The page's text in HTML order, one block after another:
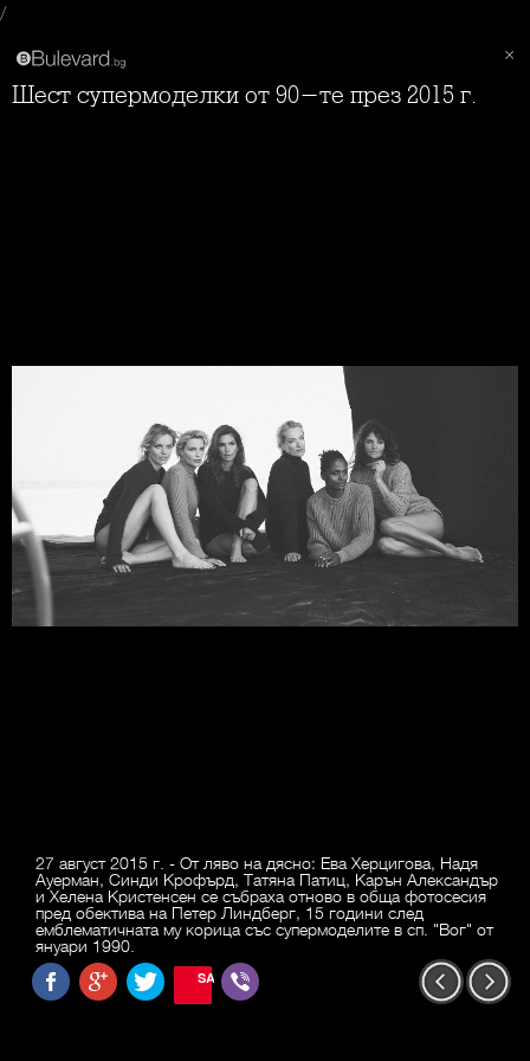
/
Шест супермоделки от 90-те през 2015 г.
27 август 2015 г. - От ляво на дясно: Ева Херцигова, Надя
Ауерман, Синди Крофърд, Татяна Патиц, Карън Александър
и Хелена Кристенсен се събраха отново в обща фотосесия
пред обектива на Петер Линдберг, 15 години след
емблематичната му корица със супермоделите в сп. "Вог" от
януари 1990.
SAVE